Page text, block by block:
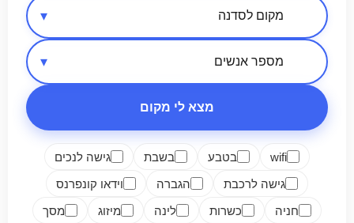
אזור בארץ
סיווג מקום
מספר אנשים
מצא לי מקום
wifi בטבע בשבת
גישה לנכים
גישה לרכבת
הגברה
וידאו קונפרנס
חניה
כשרות לינה מיזוג
מסך